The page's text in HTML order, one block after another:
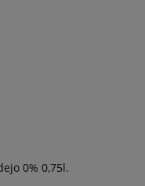
0% 0,75l.